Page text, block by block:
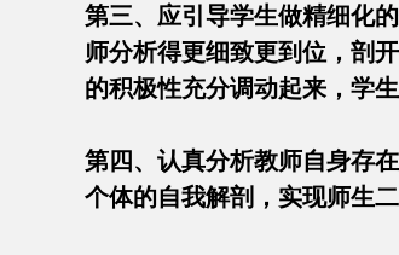
第三、应引导学生做精细化
师分析得更细致更到位，剖
的积极性充分调动起来，
第四、认真分析教师自身存
个体的自我解剖，实现师